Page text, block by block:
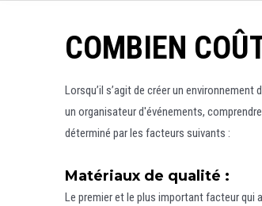
COMBIEN
Lorsqu’il s’agit de créer un
un organisateur d'événements,
déterminé par les facteurs suivants :
Matériaux de qualité :
Le premier et le plus important facteur qui